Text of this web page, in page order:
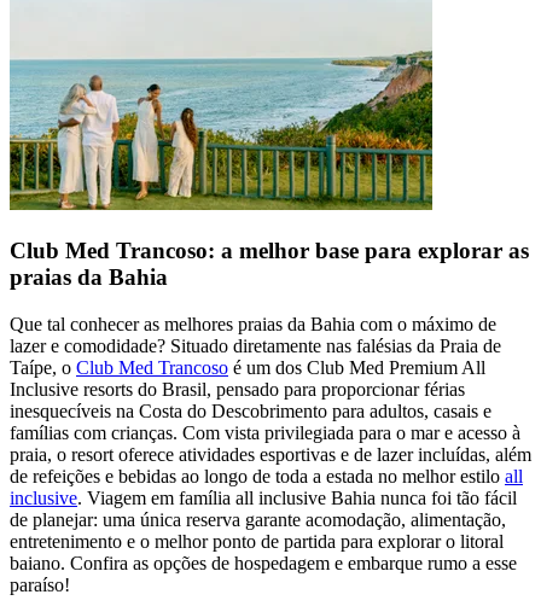
Club Med Trancoso: a melhor base para explorar as
praias da Bahia
Que tal conhecer as melhores praias da Bahia com o máximo de
lazer e comodidade? Situado diretamente nas falésias da Praia de
Taípe, o Club Med Trancoso é um dos Club Med Premium All
Inclusive resorts do Brasil, pensado para proporcionar férias
inesquecíveis na Costa do Descobrimento para adultos, casais e
famílias com crianças. Com vista privilegiada para o mar e acesso à
praia, o resort oferece atividades esportivas e de lazer incluídas, além
de refeições e bebidas ao longo de toda a estada no melhor estilo all
inclusive. Viagem em família all inclusive Bahia nunca foi tão fácil
de planejar: uma única reserva garante acomodação, alimentação,
entretenimento e o melhor ponto de partida para explorar o litoral
baiano. Confira as opções de hospedagem e embarque rumo a esse
paraíso!